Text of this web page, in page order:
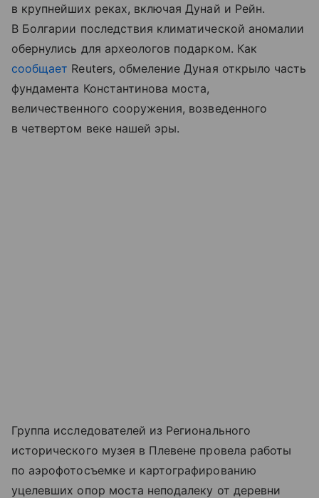
в крупнейших реках, включая Дунай и Рейн.
В Болгарии последствия климатической аномалии
обернулись для археологов подарком. Как
сообщает Reuters, обмеление Дуная открыло часть
фундамента Константинова моста,
величественного сооружения, возведенного
в четвертом веке нашей эры.
Группа исследователей из Регионального
исторического музея в Плевене провела работы
по аэрофотосъемке и картографированию
уцелевших опор моста неподалеку от деревни